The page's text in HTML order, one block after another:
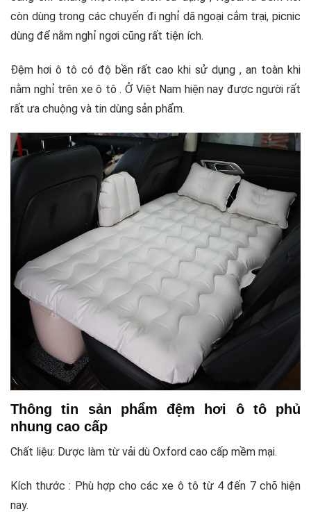
còn dùng trong các chuyến đi nghỉ dã ngoại cắm trại, picnic
dùng để nằm nghỉ ngơi cũng rất tiện ích.
Đệm hơi ô tô có độ bền rất cao khi sử dụng , an toàn khi
nằm nghỉ trên xe ô tô . Ở Việt Nam hiện nay được người rất
rất ưa chuộng và tin dùng sản phẩm.
Thông tin sản phẩm đệm hơi ô tô phủ
nhung cao cấp
Chất liệu: Dược làm từ vải dù Oxford cao cấp mềm mại.
Kích thước : Phù hợp cho các xe ô tô từ 4 đến 7 chõ hiện
nay.